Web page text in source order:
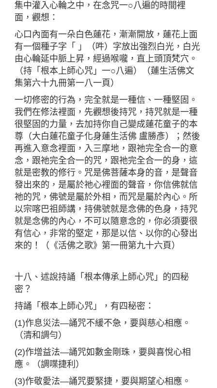
集中灌入心輪之中，在念咒一○八遍的時間裡
面，觀想：
心口內面有一朵白色蓮花，漸漸開放，蓮花上面
有一個種子字「 」（吽）字放出強烈白光，白光
由心輪延中脈上昇，經過喉嚨，直上頭頂梵穴。
（持「根本上師心咒」一○八遍）（蓮生活佛文
集第六十九冊第一八一頁）
一切修密的行為，完全就是一種信、一種堅固。
我們在修法裡面，先觀想後持咒，持咒就是一種
很堅固的力量，去加持你自己變成蓮花童子的本
尊（大白蓮花童子化身蓮生活佛 盧勝彥）；然後
再進入意念裡面，入三摩地，跟祂完全合一的意
念，跟祂完全合一的咒，跟祂完全合一的身，這
就是密教的修行。咒是佛菩薩本身的音，是聲音
發出來的，是屬於祂心裡面的聲音，你信佛就信
祂的咒，佛號是屬於外相，而咒是屬於內心。所
以宗喀巴祖師講，持佛號就是念佛的色身，持咒
就是念佛的內心，不可以隨意念的，你必須要很
有信心，非常的堅定，那是以信、以你的心發出
來的！（《活佛之歌》第一冊第九十六頁）
十八、述說持誦「根本傳承上師心咒」的四秘
密？
持誦「根本上師心咒」，有四秘密：
(1)作息災法—誦咒不緩不急，要與慈心相應。
（清和調勻）
(2)作增益法—誦咒如數金剛珠，要與喜悅心相
應。（調喋捷利）
(3)作敬愛法—誦咒要緊捷，要與期望心相應。